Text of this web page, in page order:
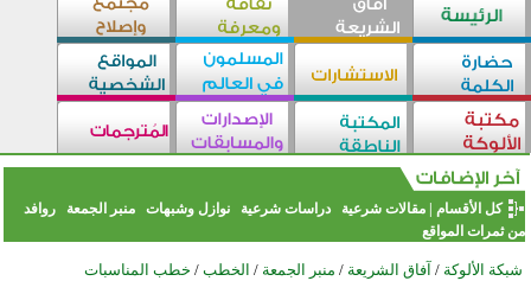
كل الأقسام |مقالات شرعية دراسات شرعية نوازل وشبهات منبر الجمعة
روافد
من ثمرات المواقع
شبكة الألوكة / آفاق الشريعة / منبر الجمعة / الخطب / خطب المناسبات